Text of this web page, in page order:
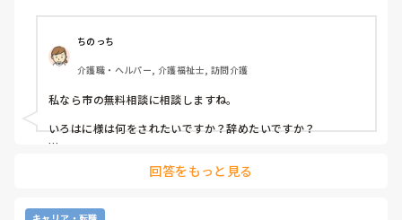
りしてるのに、私の所に来て注意をしたような姿をみたこと
がないけど、どうしてですか?それっておかしくないです
か』と、とりあえず弁解の機会を与えたが黙秘。
これ以上、何を言っても黙秘するだろうから『こういう指導
法っていうか、やり方ってパワハラになりませんか?ってい
うか、パワハラとはおもいませんか』とはっきり言ってやっ
たけど、やっぱり黙秘。
私に対して注意、指導をすることに関しては仕事に関しての
ないですが、同じことをしているのに、デクノボウには言わ
ちのっち
介護職・ヘルパー, 介護福祉士, 訪問介護
私なら市の無料相談に相談しますね。
いろはに様は何をされたいですか？辞めたいですか？
時点で「お前とは話さないよ」ってなってますよね。
回答をもっと見る